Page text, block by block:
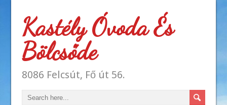
Kastély Óvoda És
Bölcsőde
8086 Felcsút, Fő út 56.